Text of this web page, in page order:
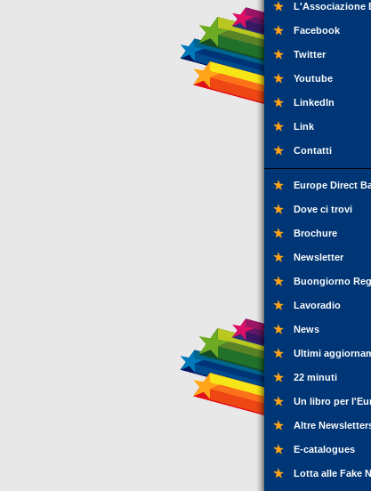
L'Associazione
Facebook
Twitter
Youtube
LinkedIn
Link
Contatti
Europe Direct
Dove ci trovi
Brochure
Newsletter
Buongiorno
Lavoradio
News
Ultimi
22 minuti
Un libro per
Altre
E-catalogues
Lotta alle Fake